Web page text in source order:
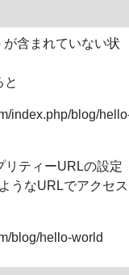
含まれていない状
と
index.php/blog/
リティーURLの設定
うなURLでアクセス
blog/hello-world